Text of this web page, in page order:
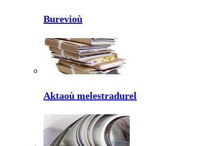
Burevioù
Aktaoù melestradurel